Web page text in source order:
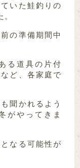
いた鮭釣りの
の準備期間中
る道具の片付
ど、各家庭で
聞かれるよう
がやってきま
なる可能性が